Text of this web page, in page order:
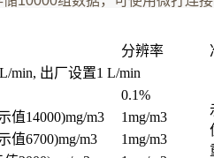
分辨率
min, 出厂设置1 L/min
0.1%
值14000)mg/m3
1mg/m3
值6700)mg/m3
1mg/m3